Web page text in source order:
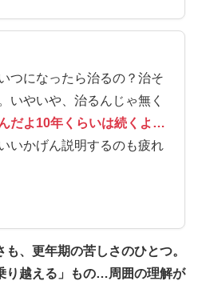
つになったら治るの？治そ
いやいや、治るんじゃ無く
だよ10年くらいは続くよ…
いかげん説明するのも疲れ
、更年期の苦しさのひとつ。
り越える」もの…周囲の理解が